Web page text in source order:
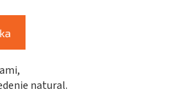
natural.